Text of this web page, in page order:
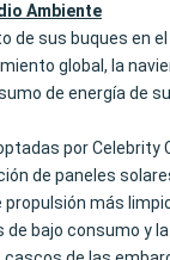
Ambiente
de sus buques en el
global, la
de energía de
por Celebrity
de paneles
más
bajo consumo y